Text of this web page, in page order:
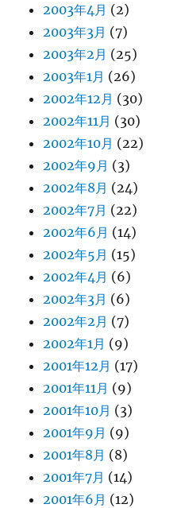
2003年4月 (2)
2003年3月 (7)
2003年2月 (25)
2003年1月 (26)
2002年12月 (30)
2002年11月 (30)
2002年10月 (22)
2002年9月 (3)
2002年8月 (24)
2002年7月 (22)
2002年6月 (14)
2002年5月 (15)
2002年4月 (6)
2002年3月 (6)
2002年2月 (7)
2002年1月 (9)
2001年12月 (17)
2001年11月 (9)
2001年10月 (3)
2001年9月 (9)
2001年8月 (8)
2001年7月 (14)
2001年6月 (12)